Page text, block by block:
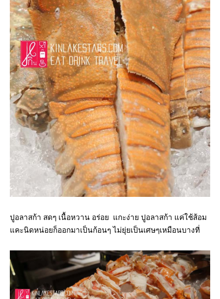
ปูอลาสก้า สดๆ เนื้อหวาน อร่อย แกะง่าย ปูอลาสก้า แค่ใช้ส้อม
แคะนิดหน่อยก็ออกมาเป็นก้อนๆ ไม่ยุ่ยเป็นเศษๆเหมือนบางที่